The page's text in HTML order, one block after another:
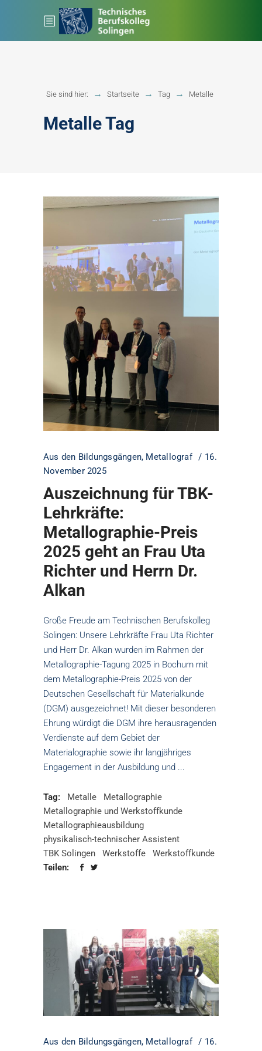
Sie sind hier: Startseite Tag Metalle
Metalle Tag
Aus den Bildungsgängen, Metallograf
16.
November 2025
Auszeichnung für TBK-
Lehrkräfte:
Metallographie-Preis
2025 geht an Frau Uta
Richter und Herrn Dr.
Alkan
Große Freude am Technischen Berufskolleg
Solingen: Unsere Lehrkräfte Frau Uta Richter
und Herr Dr. Alkan wurden im Rahmen der
Metallographie-Tagung 2025 in Bochum mit
dem Metallographie-Preis 2025 von der
Deutschen Gesellschaft für Materialkunde
(DGM) ausgezeichnet! Mit dieser besonderen
Ehrung würdigt die DGM ihre herausragenden
Verdienste auf dem Gebiet der
Materialographie sowie ihr langjähriges
Engagement in der Ausbildung und
Tag: Metalle
Metallographie
Metallographie und Werkstoffkunde
Metallographieausbildung
physikalisch-technischer Assistent
TBK Solingen
Werkstoffe
Werkstoffkunde
Teilen:
Aus den Bildungsgängen, Metallograf
16.